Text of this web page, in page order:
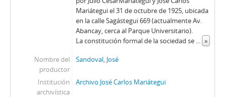
Mariátegui el 31 de octubre de 1925, ubicada
en la calle Sagástegui 669 (actualmente Av.
Abancay, cerca al Parque Universitario).
La constitución formal de la sociedad se ... »
Nombre del
productor
Sandoval, José
Institución
archivística
Archivo José Carlos Mariátegui